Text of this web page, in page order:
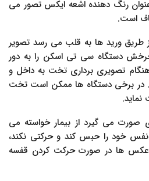
رنگ دهنده اشعه ایکس تصور می
است.
طریق ورید ها به قلب می رسد تصویر
چرخش دستگاه سی تی اسکن را به دور
تصویری برداری تخت به داخل و
در برخی دستگاه ها ممکن است تخت
نماید.
صورت می گیرد از بیمار خواسته می
10 تا 12 ثانیه نفس خود را حبس کند و حرکتی نکند،
ها در صورت حرکت کردن قفسه